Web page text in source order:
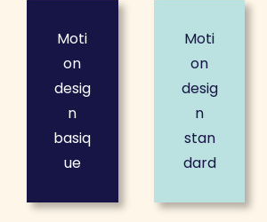
Moti
on
desig
n
basiq
ue
Moti
on
desig
n
stan
dard